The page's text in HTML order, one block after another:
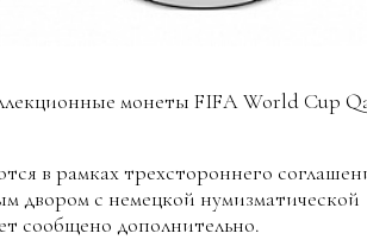
монеты FIFA World Cup
в рамках трехстороннего
двором с немецкой нумизматической
сообщено дополнительно.